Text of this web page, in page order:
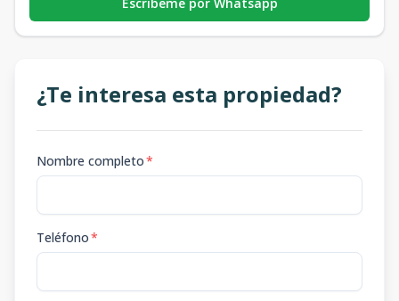
¿Te interesa esta propiedad?
Nombre completo*
Teléfono*